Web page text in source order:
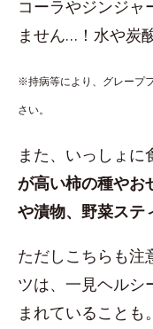
コーラやジンジャ
ません…！水や炭
※持病等により、グレープ
さい。
また、いっしょに
が高い柿の種やお
や漬物、野菜ステ
ただしこちらも注
ツは、一見ヘルシ
まれていることも